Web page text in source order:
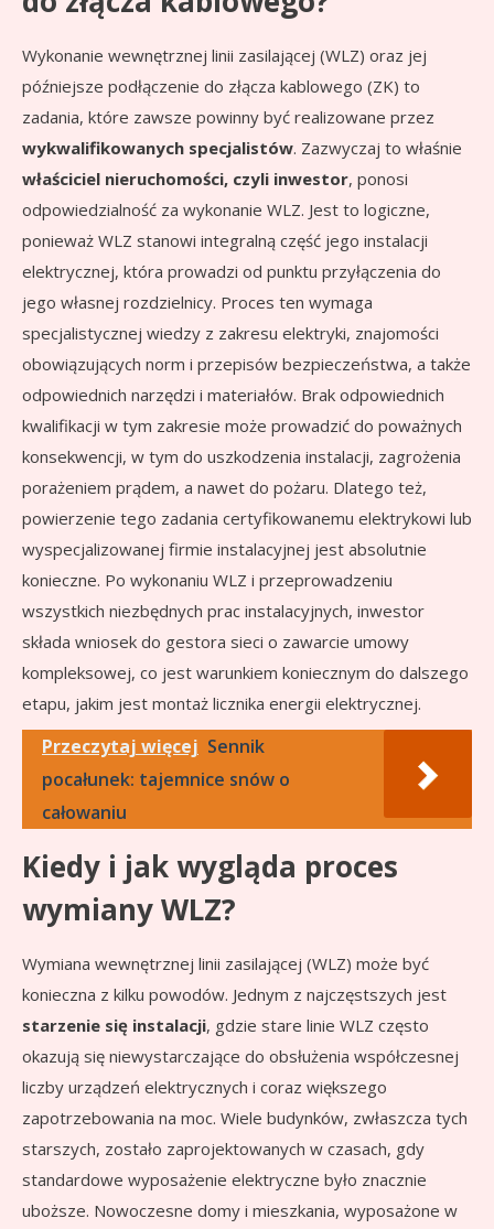
Wykonanie wewnętrznej linii zasilającej (WLZ) oraz jej
późniejsze podłączenie do złącza kablowego (ZK) to
zadania, które zawsze powinny być realizowane przez
wykwalifikowanych specjalistów. Zazwyczaj to właśnie
właściciel nieruchomości, czyli inwestor, ponosi
odpowiedzialność za wykonanie WLZ. Jest to logiczne,
ponieważ WLZ stanowi integralną część jego instalacji
elektrycznej, która prowadzi od punktu przyłączenia do
jego własnej rozdzielnicy. Proces ten wymaga
specjalistycznej wiedzy z zakresu elektryki, znajomości
obowiązujących norm i przepisów bezpieczeństwa, a także
odpowiednich narzędzi i materiałów. Brak odpowiednich
kwalifikacji w tym zakresie może prowadzić do poważnych
konsekwencji, w tym do uszkodzenia instalacji, zagrożenia
porażeniem prądem, a nawet do pożaru. Dlatego też,
powierzenie tego zadania certyfikowanemu elektrykowi lub
wyspecjalizowanej firmie instalacyjnej jest absolutnie
konieczne. Po wykonaniu WLZ i przeprowadzeniu
wszystkich niezbędnych prac instalacyjnych, inwestor
składa wniosek do gestora sieci o zawarcie umowy
kompleksowej, co jest warunkiem koniecznym do dalszego
etapu, jakim jest montaż licznika energii elektrycznej.
Przeczytaj więcej Sennik
pocałunek: tajemnice snów o
całowaniu
Kiedy i jak wygląda proces
wymiany WLZ?
Wymiana wewnętrznej linii zasilającej (WLZ) może być
konieczna z kilku powodów. Jednym z najczęstszych jest
starzenie się instalacji, gdzie stare linie WLZ często
okazują się niewystarczające do obsłużenia współczesnej
liczby urządzeń elektrycznych i coraz większego
zapotrzebowania na moc. Wiele budynków, zwłaszcza tych
starszych, zostało zaprojektowanych w czasach, gdy
standardowe wyposażenie elektryczne było znacznie
uboższe. Nowoczesne domy i mieszkania, wyposażone w